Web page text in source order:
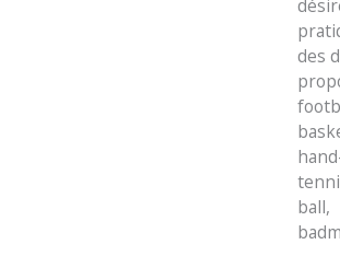
des
ball,